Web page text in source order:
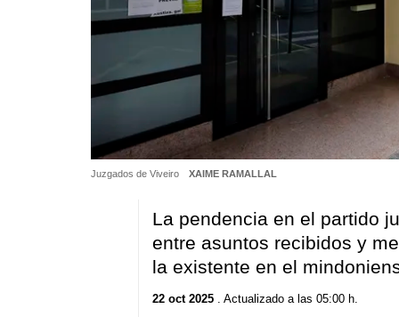
Juzgados de Viveiro XAIME RAMALLAL
La pendencia en el partido
entre asuntos recibidos y
la existente en el
22 oct 2025. Actualizado a las 05:00 h.